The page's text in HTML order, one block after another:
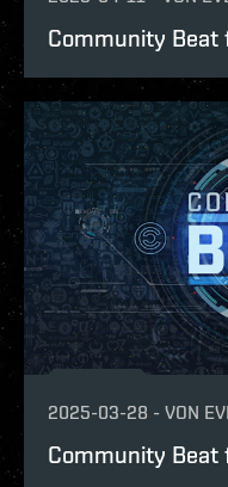
Community Beat
2025-03-28 - VON
Community Beat